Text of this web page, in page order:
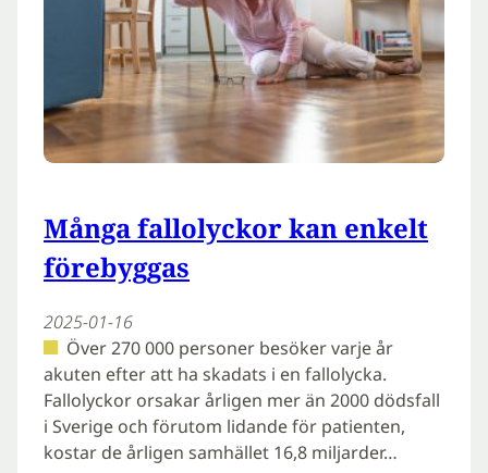
Många fallolyckor kan enkelt
förebyggas
2025-01-16
Över 270 000 personer besöker varje år
akuten efter att ha skadats i en fallolycka.
Fallolyckor orsakar årligen mer än 2000 dödsfall
i Sverige och förutom lidande för patienten,
kostar de årligen samhället 16,8 miljarder…